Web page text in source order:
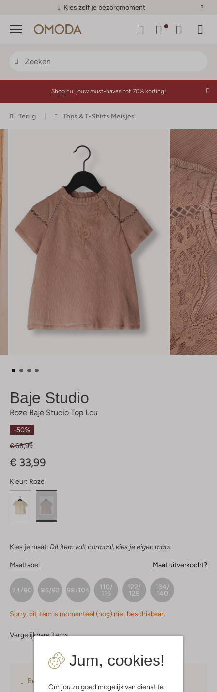
Kies zelf je bezorgmoment
Menu
Jum, cookies!
Om jou zo goed mogelijk van dienst te
Shop nu: jouw must-haves tot 70% korting!
Terug Tops & T-Shirts Meisjes
Baje Studio
Roze Baje Studio Top Lou
-50%
€ 68,99
€ 33,99
Kleur: Roze
Kies je maat: Dit item valt normaal, kies je eigen maat
Maattabel Maat uitverkocht?
74/80 86/92 98/104
110/
116
122/
128
134/
140
Sorry, dit item is momenteel (nog) niet beschikbaar.
Vergelijkbare items
Betaal achteraf